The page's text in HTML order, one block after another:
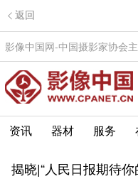
返回
影像中国网-中国摄影家协会
资讯 器材 服务
揭晓|“人民日报期待